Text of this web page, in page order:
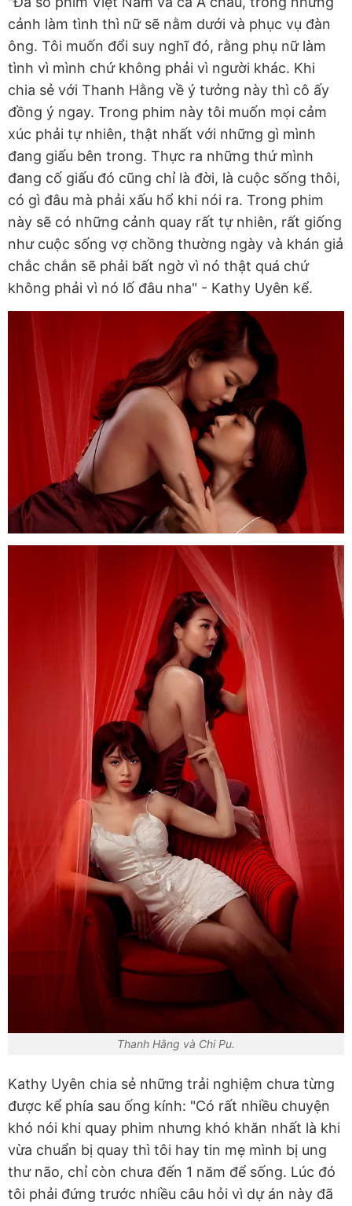
cảnh làm tình thì nữ sẽ nằm dưới và phục vụ đàn
ông. Tôi muốn đổi suy nghĩ đó, rằng phụ nữ làm
tình vì mình chứ không phải vì người khác. Khi
chia sẻ với Thanh Hằng về ý tưởng này thì cô ấy
đồng ý ngay. Trong phim này tôi muốn mọi cảm
xúc phải tự nhiên, thật nhất với những gì mình
đang giấu bên trong. Thực ra những thứ mình
đang cố giấu đó cũng chỉ là đời, là cuộc sống thôi,
có gì đâu mà phải xấu hổ khi nói ra. Trong phim
này sẽ có những cảnh quay rất tự nhiên, rất giống
như cuộc sống vợ chồng thường ngày và khán giả
chắc chắn sẽ phải bất ngờ vì nó thật quá chứ
không phải vì nó lố đâu nha" - Kathy Uyên kể.
Thanh Hằng và Chi Pu.
Kathy Uyên chia sẻ những trải nghiệm chưa từng
được kể phía sau ống kính: "Có rất nhiều chuyện
khó nói khi quay phim nhưng khó khăn nhất là khi
vừa chuẩn bị quay thì tôi hay tin mẹ mình bị ung
thư não, chỉ còn chưa đến 1 năm để sống. Lúc đó
tôi phải đứng trước nhiều câu hỏi vì dự án này đã